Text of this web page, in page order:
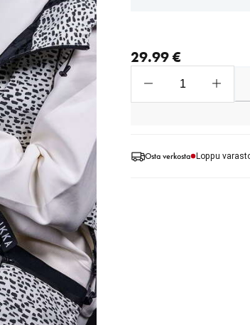
29.99 €
Osta verkosta Loppu